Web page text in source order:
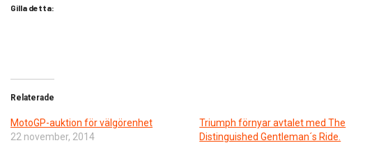
Gilla detta:
Relaterade
MotoGP-auktion för välgörenhet
22 november, 2014
Triumph förnyar avtalet med The
Distinguished Gentleman´s Ride.